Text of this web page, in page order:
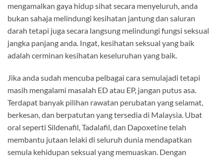
mengamalkan gaya hidup sihat secara menyeluruh, anda
bukan sahaja melindungi kesihatan jantung dan saluran
darah tetapi juga secara langsung melindungi fungsi seksual
jangka panjang anda. Ingat, kesihatan seksual yang baik
adalah cerminan kesihatan keseluruhan yang baik.
Jika anda sudah mencuba pelbagai cara semulajadi tetapi
masih mengalami masalah ED atau EP, jangan putus asa.
Terdapat banyak pilihan rawatan perubatan yang selamat,
berkesan, dan berpatutan yang tersedia di Malaysia. Ubat
oral seperti Sildenafil, Tadalafil, dan Dapoxetine telah
membantu jutaan lelaki di seluruh dunia mendapatkan
semula kehidupan seksual yang memuaskan. Dengan